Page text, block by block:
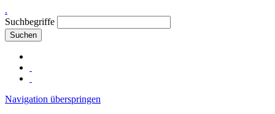
.
Suchbegriffe
Suchen
Navigation überspringen